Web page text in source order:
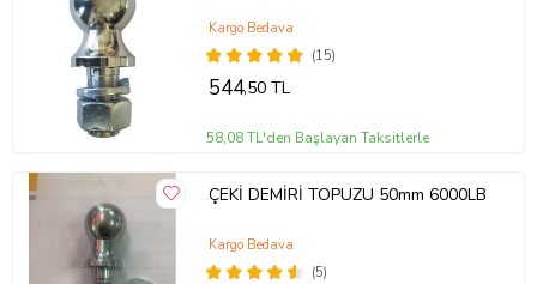
(15)
Kargo Bedava
544,50 TL
58,08 TL'den Başlayan Taksitlerle
ÇEKİ DEMİRİ TOPUZU 50mm 6000LB
(5)
Kargo Bedava